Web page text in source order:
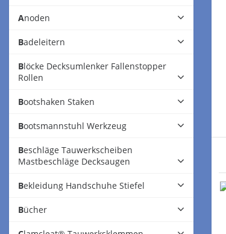
Anoden
Badeleitern
Blöcke Decksumlenker Fallenstopper
Rollen
Bootshaken Staken
Bootsmannstuhl Werkzeug
Beschläge Tauwerkscheiben
Mastbeschläge Decksaugen
Bekleidung Handschuhe Stiefel
Bücher